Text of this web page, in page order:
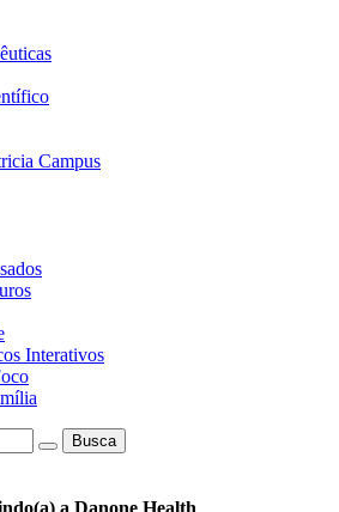
Campus
Interativos
Busca